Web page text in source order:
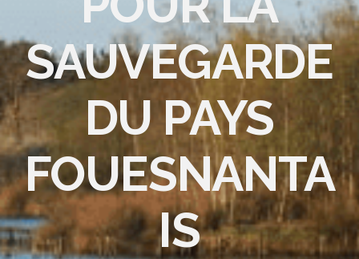
SAUVEGARDE
DU PAYS
FOUESNANTA
IS